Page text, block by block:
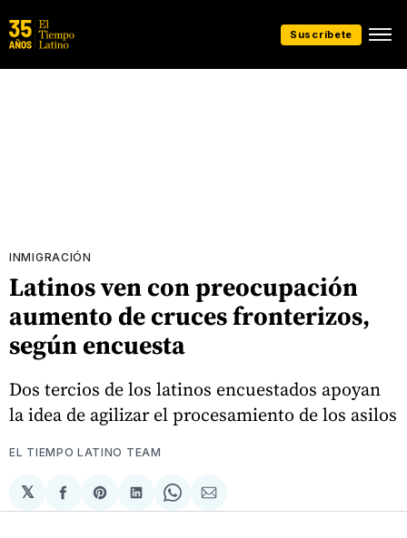
Suscríbete
INMIGRACIÓN
Latinos ven con preocupación
aumento de cruces fronterizos,
según encuesta
Dos tercios de los latinos encuestados apoyan
la idea de agilizar el procesamiento de los asilos
EL TIEMPO LATINO TEAM
𝕏
Compartir
en
Share
on
Compartir
en
Share
on
Compartir
via